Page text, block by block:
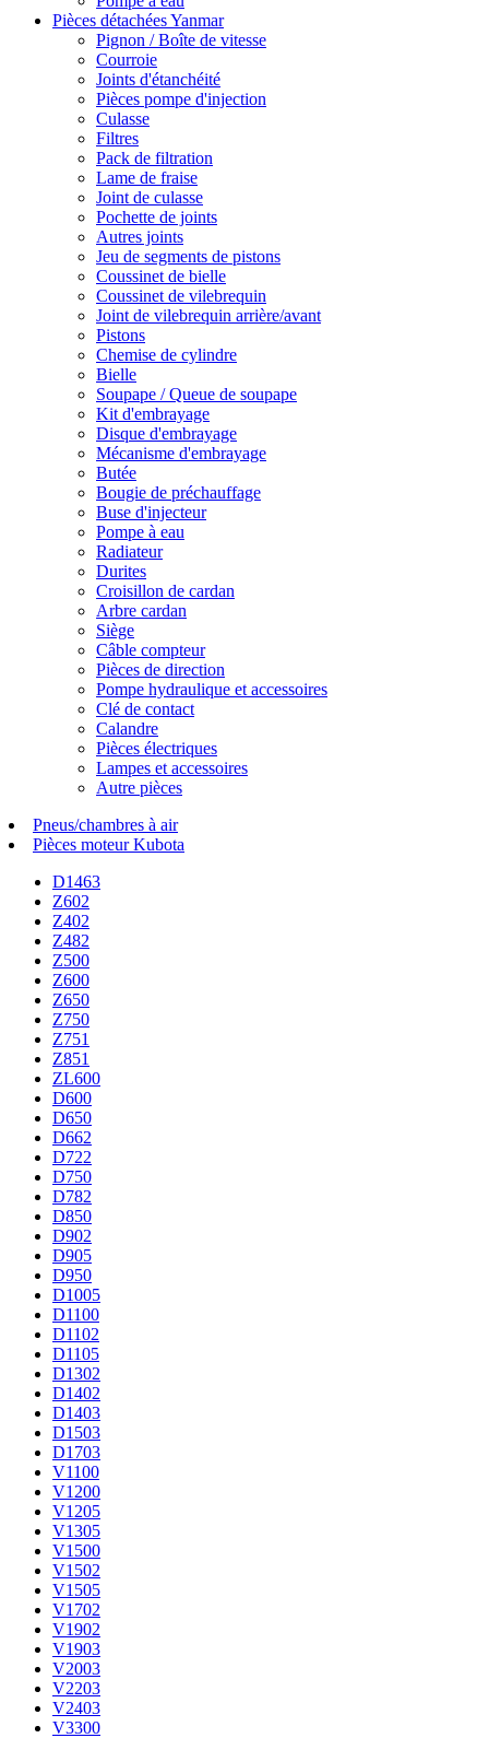
Pièces détachées Yanmar
Pignon / Boîte de vitesse
Courroie
Joints d'étanchéité
Pièces pompe d'injection
Culasse
Filtres
Pack de filtration
Lame de fraise
Joint de culasse
Pochette de joints
Autres joints
Jeu de segments de pistons
Coussinet de bielle
Coussinet de vilebrequin
Joint de vilebrequin arrière/avant
Pistons
Chemise de cylindre
Bielle
Soupape / Queue de soupape
Kit d'embrayage
Disque d'embrayage
Mécanisme d'embrayage
Butée
Bougie de préchauffage
Buse d'injecteur
Pompe à eau
Radiateur
Durites
Croisillon de cardan
Arbre cardan
Siège
Câble compteur
Pièces de direction
Pompe hydraulique et accessoires
Clé de contact
Calandre
Pièces électriques
Lampes et accessoires
Autre pièces
Pneus/chambres à air
Pièces moteur Kubota
D1463
Z602
Z402
Z482
Z500
Z600
Z650
Z750
Z751
Z851
ZL600
D600
D650
D662
D722
D750
D782
D850
D902
D905
D950
D1005
D1100
D1102
D1105
D1302
D1402
D1403
D1503
D1703
V1100
V1200
V1205
V1305
V1500
V1502
V1505
V1702
V1902
V1903
V2003
V2203
V2403
V3300